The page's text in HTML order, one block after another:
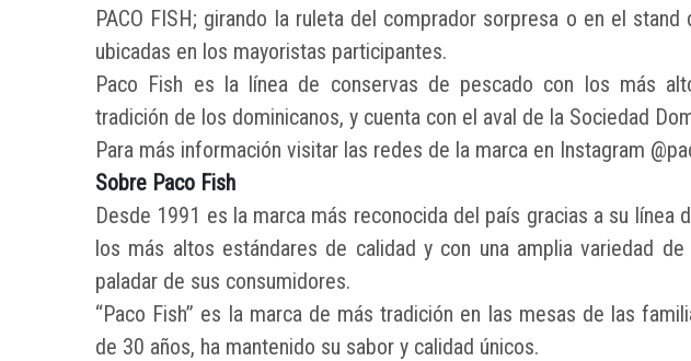
PACO FISH; girando la ruleta del comprador sorpresa o en el
ubicadas en los mayoristas participantes.
Paco Fish es la línea de conservas de pescado con los más
tradición de los dominicanos, y cuenta con el aval de la Sociedad
Para más información visitar las redes de la marca en Instagram
Sobre Paco Fish
Desde 1991 es la marca más reconocida del país gracias a su línea
los más altos estándares de calidad y con una amplia variedad
paladar de sus consumidores.
“Paco Fish” es la marca de más tradición en las mesas de las
de 30 años, ha mantenido su sabor y calidad únicos.